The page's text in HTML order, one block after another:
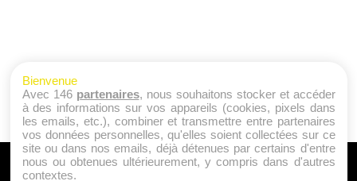
A PROPOS
Bienvenue
Avec 146 partenaires, nous souhaitons stocker et accéder
à des informations sur vos appareils (cookies, pixels dans
les emails, etc.), combiner et transmettre entre partenaires
vos données personnelles, qu'elles soient collectées sur ce
site ou dans nos emails, déjà détenues par certains d'entre
nous ou obtenues ultérieurement, y compris dans d'autres
contextes.